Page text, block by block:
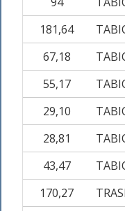
181,64
67,18
55,17
29,10
28,81
43,47
170,27